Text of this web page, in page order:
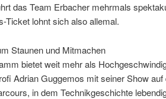
das Team Erbacher mehrmals
Ticket lohnt sich also allemal.
Staunen und Mitmachen
bietet weit mehr als
Adrian Guggemos mit seiner Show
in dem Technikgeschichte